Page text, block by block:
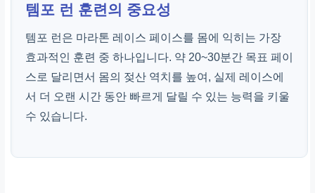
템포 런 훈련의 중요성
템포 런은 마라톤 레이스 페이스를 몸에 익히는 가장
효과적인 훈련 중 하나입니다. 약 20~30분간 목표 페이
스로 달리면서 몸의 젖산 역치를 높여, 실제 레이스에
서 더 오랜 시간 동안 빠르게 달릴 수 있는 능력을 키울
수 있습니다.